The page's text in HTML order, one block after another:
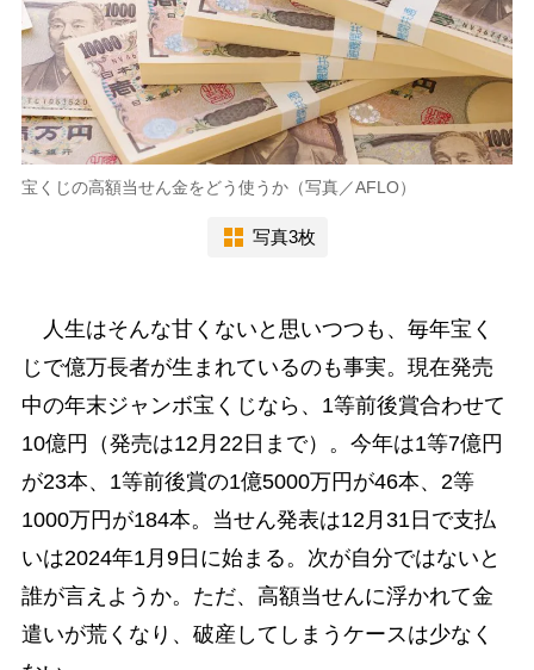
宝くじの高額当せん金をどう使うか（写真／AFLO）
写真3枚
人生はそんな甘くないと思いつつも、毎年宝く
じで億万長者が生まれているのも事実。現在発売
中の年末ジャンボ宝くじなら、1等前後賞合わせて
10億円（発売は12月22日まで）。今年は1等7億円
が23本、1等前後賞の1億5000万円が46本、2等
1000万円が184本。当せん発表は12月31日で支払
いは2024年1月9日に始まる。次が自分ではないと
誰が言えようか。ただ、高額当せんに浮かれて金
遣いが荒くなり、破産してしまうケースは少なく